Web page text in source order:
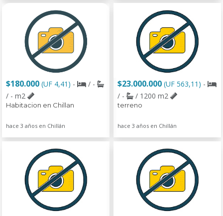
$180.000 (UF 4,41) -
/ -
/ - m2
Habitacion en Chillan
hace 3 años en Chillán
$23.000.000 (UF 563,11) -
/ -
/ 1200 m2
terreno
hace 3 años en Chillán